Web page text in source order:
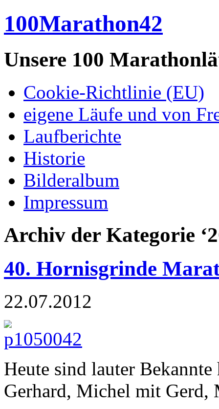
100Marathon42
Unsere 100
Cookie-Richtlinie (EU)
eigene Läufe und von
Laufberichte
Historie
Bilderalbum
Impressum
Archiv der Kategorie
40. Hornisgrinde
22.07.2012
Heute sind lauter
Gerhard, Michel mit Gerd,